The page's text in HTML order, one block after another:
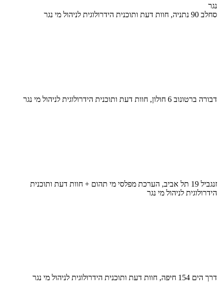
נגר
סחלב 90 נתניה, חוות דעת ותוכנית הידרולוגית לניהול מי נגר
דבורה ברטונוב 6 חולון, חוות דעת ותוכנית הידרולוגית לניהול מי נגר
זנגביל 19 תל אביב, הערכת מפלסי מי תהום + חוות דעת ותוכנית
הידרולוגית לניהול מי נגר
דרך הים 154 חיפה, חוות דעת ותוכנית הידרולוגית לניהול מי נגר